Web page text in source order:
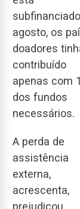
agosto, os
doadores
contribuído
apenas com
dos fundos
necessários.
A perda de
assistência
externa,
acrescenta,
prejudicou